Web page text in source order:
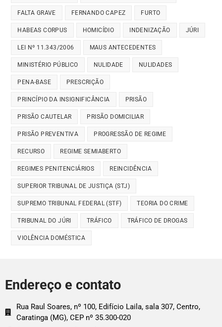
FALTA GRAVE FERNANDO CAPEZ FURTO
HABEAS CORPUS HOMICÍDIO INDENIZAÇÃO JÚRI
LEI Nº 11.343/2006 MAUS ANTECEDENTES
MINISTÉRIO PÚBLICO NULIDADE NULIDADES
PENA-BASE PRESCRIÇÃO
PRINCÍPIO DA INSIGNIFICÂNCIA PRISÃO
PRISÃO CAUTELAR PRISÃO DOMICILIAR
PRISÃO PREVENTIVA PROGRESSÃO DE REGIME
RECURSO REGIME SEMIABERTO
REGIMES PENITENCIÁRIOS REINCIDÊNCIA
SUPERIOR TRIBUNAL DE JUSTIÇA (STJ)
SUPREMO TRIBUNAL FEDERAL (STF) TEORIA DO CRIME
TRIBUNAL DO JÚRI TRÁFICO TRÁFICO DE DROGAS
VIOLÊNCIA DOMÉSTICA
Endereço e contato
Rua Raul Soares, nº 100, Edifício Laila, sala 307, Centro,
Caratinga (MG), CEP nº 35.300-020